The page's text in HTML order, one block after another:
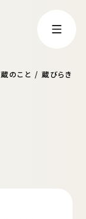
蔵のこと / 蔵びらき